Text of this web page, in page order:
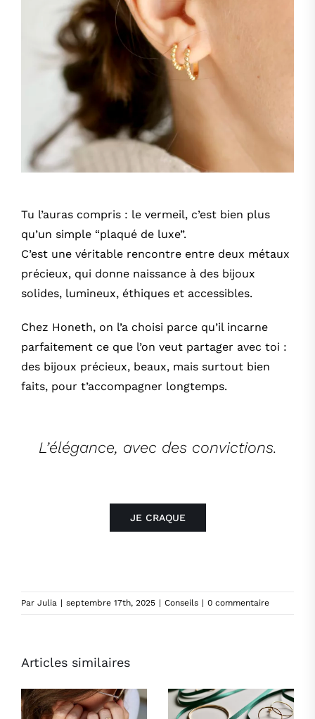
Tu l’auras compris : le vermeil, c’est bien plus
qu’un simple “plaqué de luxe”.
C’est une véritable rencontre entre deux métaux
précieux, qui donne naissance à des bijoux
solides, lumineux, éthiques et accessibles.
Chez Honeth, on l’a choisi parce qu’il incarne
parfaitement ce que l’on veut partager avec toi :
des bijoux précieux, beaux, mais surtout bien
faits, pour t’accompagner longtemps.
L’élégance, avec des convictions.
JE CRAQUE
Par Julia | septembre 17th, 2025 | Conseils | 0 commentaire
Articles similaires